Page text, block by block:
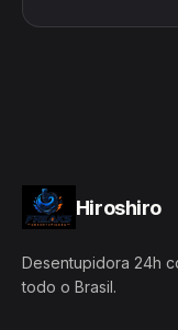
Hiroshiro
Desentupidora 24h
todo o Brasil.